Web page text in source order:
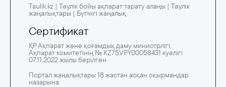
Taulik.kz | Тәулік бойы ақпарат тарату алаңы | Тәулік
жаңалықтары | Бүгінгі жаңалық
Сертификат
ҚР Ақпарат және қоғамдық даму министрлігі,
Ақпарат комитетінің № KZ75VPY00058431 куәлігі
07.11.2022 жылы берілген
Портал жаңалықтары 18 жастан асқан оқырмандар
назарына.